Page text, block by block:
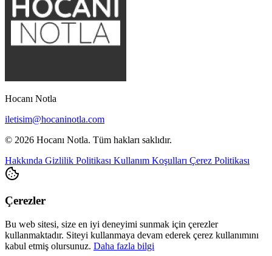
Hocanı Notla
iletisim@hocaninotla.com
© 2026 Hocanı Notla. Tüm hakları saklıdır.
Hakkında Gizlilik Politikası Kullanım Koşulları Çerez Politikası
Çerezler
Bu web sitesi, size en iyi deneyimi sunmak için çerezler
kullanmaktadır. Siteyi kullanmaya devam ederek çerez kullanımını
kabul etmiş olursunuz. Daha fazla bilgi